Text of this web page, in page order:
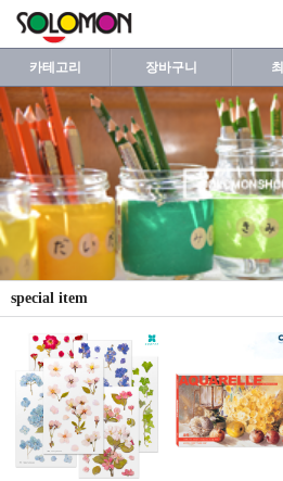
카테고리 장바구니
special item